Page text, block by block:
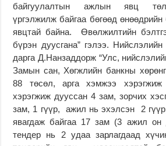
байгуулалтын ажлын явц
үргэлжилж байгаа бөгөөд
явцтай байна. Өвөлжилтийн
бүрэн дуусгана” гэлээ.
дарга Д.Нанзаддорж “Улс,
Замын сан, Хөгжлийн банкны
88 төсөл, арга хэмжээ хэрэгжиж
хэрэгжиж дууссан 4 зам, зорчих
зам, 1 гүүр, ажил нь эхэлсэн 2
явагдаж байгаа 17 зам (3 ажил он
тендер нь 2 удаа зарлагдаад